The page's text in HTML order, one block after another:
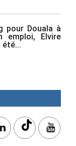
pour Douala à
emploi, Elvire
été...